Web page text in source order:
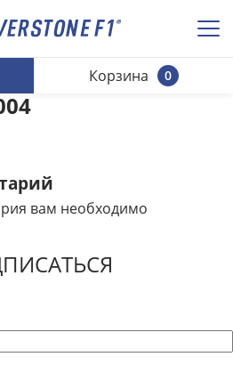
0
Корзина
вам необходимо